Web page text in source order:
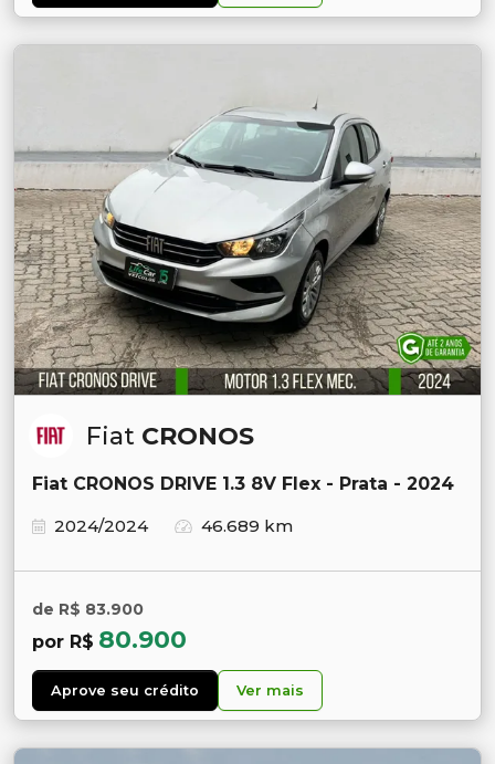
Fiat CRONOS
Fiat CRONOS DRIVE 1.3 8V Flex - Prata - 2024
2024/2024
46.689 km
de R$ 83.900
por R$ 80.900
Aprove seu crédito Ver mais